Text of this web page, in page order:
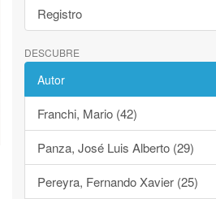
Registro
DESCUBRE
Autor
Franchi, Mario (42)
Panza, José Luis Alberto (29)
Pereyra, Fernando Xavier (25)